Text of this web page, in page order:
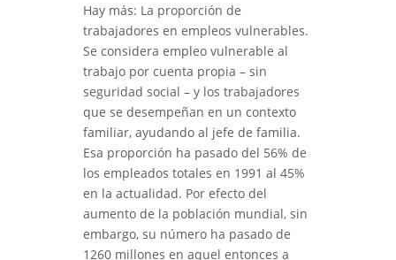
Hay más: La proporción de
trabajadores en empleos vulnerables.
Se considera empleo vulnerable al
trabajo por cuenta propia – sin
seguridad social – y los trabajadores
que se desempeñan en un contexto
familiar, ayudando al jefe de familia.
Esa proporción ha pasado del 56% de
los empleados totales en 1991 al 45%
en la actualidad. Por efecto del
aumento de la población mundial, sin
embargo, su número ha pasado de
1260 millones en aquel entonces a